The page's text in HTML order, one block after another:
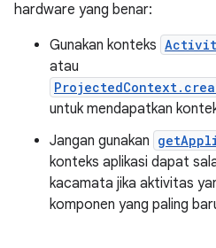
hardware yang benar:
Gunakan konteks
atau
untuk mendapatkan
Jangan gunakan
konteks aplikasi dapat
kacamata jika aktivitas
komponen yang paling